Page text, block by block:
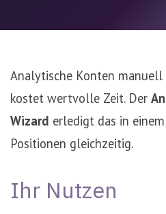
Analytische Konten
kostet wertvolle Zeit. Der
Wizard erledigt das in
Positionen gleichzeitig.
Ihr Nutzen